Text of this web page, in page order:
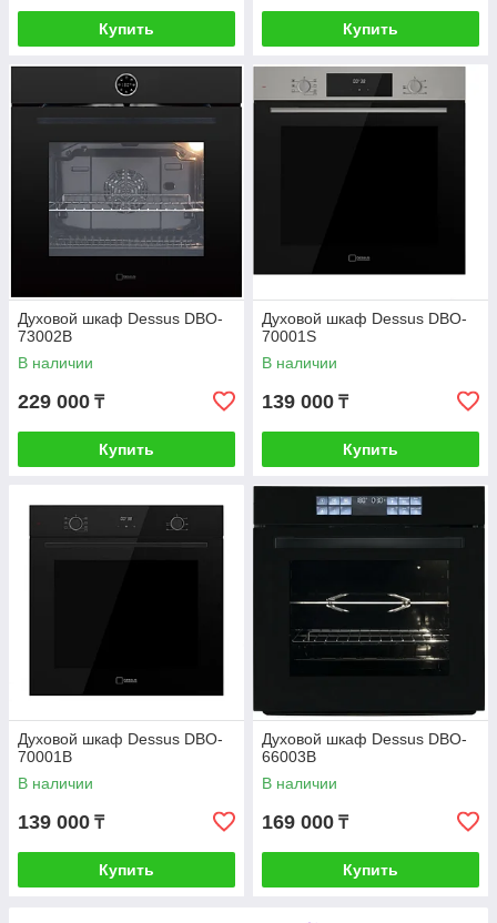
Купить Купить
Духовой шкаф Dessus DBO-
73002B
В наличии
229 000 ₸
Купить
Духовой шкаф Dessus DBO-
70001S
В наличии
139 000 ₸
Купить
Духовой шкаф Dessus DBO-
70001B
В наличии
139 000 ₸
Купить
Духовой шкаф Dessus DBO-
66003B
В наличии
169 000 ₸
Купить